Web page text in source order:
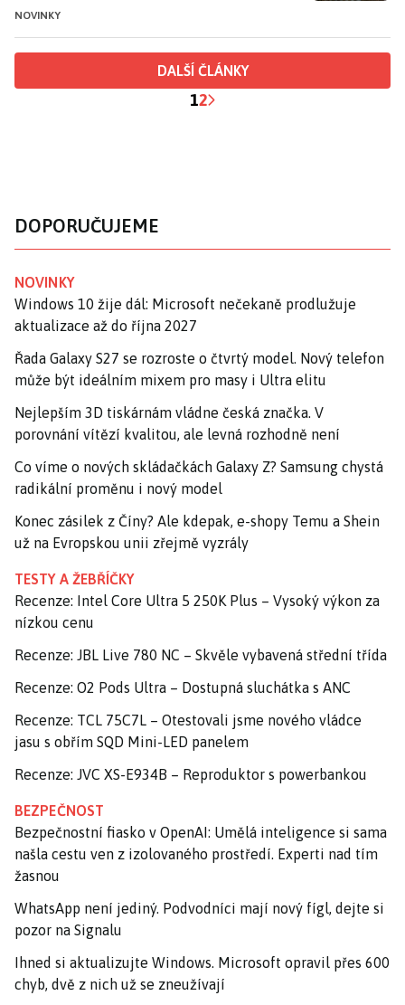
NOVINKY
DALŠÍ ČLÁNKY
12
DOPORUČUJEME
NOVINKY
Windows 10 žije dál: Microsoft nečekaně prodlužuje
aktualizace až do října 2027
Řada Galaxy S27 se rozroste o čtvrtý model. Nový telefon
může být ideálním mixem pro masy i Ultra elitu
Nejlepším 3D tiskárnám vládne česká značka. V
porovnání vítězí kvalitou, ale levná rozhodně není
Co víme o nových skládačkách Galaxy Z? Samsung chystá
radikální proměnu i nový model
Konec zásilek z Číny? Ale kdepak, e-shopy Temu a Shein
už na Evropskou unii zřejmě vyzrály
TESTY A ŽEBŘÍČKY
Recenze: Intel Core Ultra 5 250K Plus – Vysoký výkon za
nízkou cenu
Recenze: JBL Live 780 NC – Skvěle vybavená střední třída
Recenze: O2 Pods Ultra – Dostupná sluchátka s ANC
Recenze: TCL 75C7L – Otestovali jsme nového vládce
jasu s obřím SQD Mini-LED panelem
Recenze: JVC XS-E934B – Reproduktor s powerbankou
BEZPEČNOST
Bezpečnostní fiasko v OpenAI: Umělá inteligence si sama
našla cestu ven z izolovaného prostředí. Experti nad tím
žasnou
WhatsApp není jediný. Podvodníci mají nový fígl, dejte si
pozor na Signalu
Ihned si aktualizujte Windows. Microsoft opravil přes 600
chyb, dvě z nich už se zneužívají